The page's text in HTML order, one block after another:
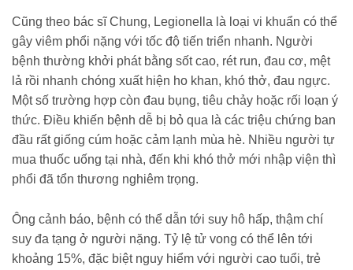
Cũng theo bác sĩ Chung, Legionella là loại vi khuẩn có thể
gây viêm phổi nặng với tốc độ tiến triển nhanh. Người
bệnh thường khởi phát bằng sốt cao, rét run, đau cơ, mệt
lả rồi nhanh chóng xuất hiện ho khan, khó thở, đau ngực.
Một số trường hợp còn đau bụng, tiêu chảy hoặc rối loạn ý
thức. Điều khiến bệnh dễ bị bỏ qua là các triệu chứng ban
đầu rất giống cúm hoặc cảm lạnh mùa hè. Nhiều người tự
mua thuốc uống tại nhà, đến khi khó thở mới nhập viện thì
phổi đã tổn thương nghiêm trọng.
Ông cảnh báo, bệnh có thể dẫn tới suy hô hấp, thậm chí
suy đa tạng ở người nặng. Tỷ lệ tử vong có thể lên tới
khoảng 15%, đặc biệt nguy hiểm với người cao tuổi, trẻ